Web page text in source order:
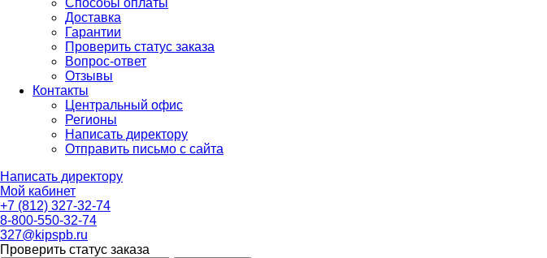
Способы оплаты
Доставка
Гарантии
Проверить статус заказа
Вопрос-ответ
Отзывы
Контакты
Центральный офис
Регионы
Написать директору
Отправить письмо с сайта
Написать директору
Мой кабинет
+7 (812) 327-32-74
8-800-550-32-74
327@kipspb.ru
Проверить статус заказа